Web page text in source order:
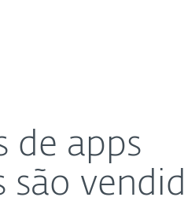
de apps
são